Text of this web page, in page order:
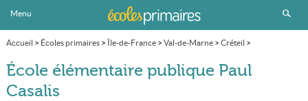
Menu
Accueil > Écoles primaires> Île-de-France> Val-de-Marne> Créteil >
École élémentaire publique Paul Casalis
École élémentaire publique Paul
Casalis